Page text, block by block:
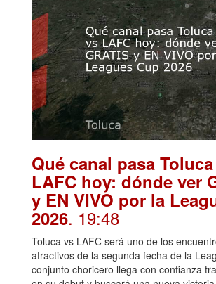
Qué canal pasa
LAFC hoy: dónde ver
y EN VIVO por la
2026. 19:48
Toluca vs LAFC será uno de los
atractivos de la segunda fecha de la
conjunto choricero llega con confianza